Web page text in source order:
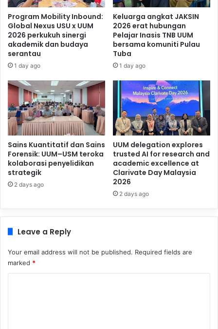
Program Mobility Inbound:
Global Nexus USU x UUM
2026 perkukuh sinergi
akademik dan budaya
serantau
1 day ago
Keluarga angkat JAKSIN
2026 erat hubungan
Pelajar Inasis TNB UUM
bersama komuniti Pulau
Tuba
1 day ago
Sains Kuantitatif dan Sains
Forensik: UUM–USM teroka
kolaborasi penyelidikan
strategik
2 days ago
UUM delegation explores
trusted AI for research and
academic excellence at
Clarivate Day Malaysia
2026
2 days ago
Leave a Reply
Your email address will not be published. Required fields are
marked *